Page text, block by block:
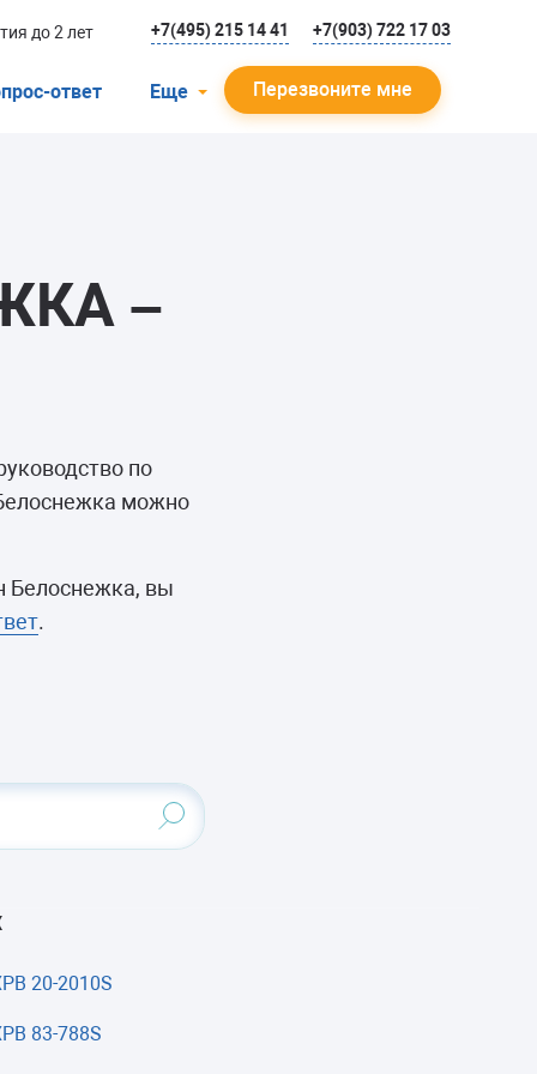
до 2 лет +7(495) 215 14 41 +7(903) 722 17 03
ответ Еще Перезвоните мне
–
по
можно
Белоснежка, вы
.
20-2010S
83-788S